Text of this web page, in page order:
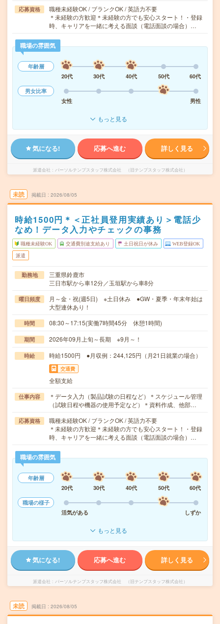
応募資格
職種未経験OK / ブランクOK / 英語力不要
＊未経験の方歓迎＊未経験の方でも安心スタート！・登録
時、キャリアを一緒に考える面談（電話面談の場合）…
職場の雰囲気
年齢層
20代
30代 40代 50代
60代
男女比率
女性
男性
もっと見る
気になる! 応募へ進む 詳しく見る
派遣会社 パーソルテンプスタッフ株式会社 （旧テンプスタッフ株式会社）
未読 掲載日 2026/08/05
時給1500円＊＜正社員登用実績あり＞電話少
なめ！データ入力やチェックの事務
職種未経験OK 交通費別途支給あり 土日祝日が休み WEB登録OK
派遣
勤務地
三重県鈴鹿市
三日市駅から車12分／玉垣駅から車8分
曜日頻度
月～金・祝(週5日) ※土日休み ●GW・夏季・年末年始は
大型連休あり！
時間 08:30～17:15(実働7時間45分 休憩1時間)
期間 2026年09月上旬～長期 ※9月～！
時給 時給1500円 ●月収例：244,125円（月21日就業の場合）
交通費
全額支給
仕事内容
＊データ入力（製品試験の日程など）＊スケジュール管理
（試験日程や機器の使用予定など）＊資料作成、他部…
応募資格
職種未経験OK / ブランクOK / 英語力不要
＊未経験の方歓迎＊未経験の方でも安心スタート！・登録
時、キャリアを一緒に考える面談（電話面談の場合）…
職場の雰囲気
年齢層
20代
30代 40代 50代
60代
職場の様子
活気がある
しずか
もっと見る
気になる! 応募へ進む 詳しく見る
派遣会社 パーソルテンプスタッフ株式会社 （旧テンプスタッフ株式会社）
未読 掲載日 2026/08/05